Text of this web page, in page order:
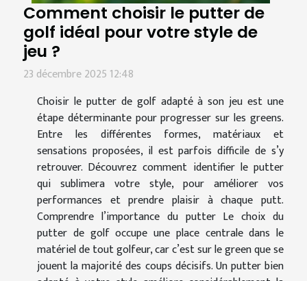
Comment choisir le putter de
golf idéal pour votre style de
jeu ?
23 décembre 2025 12:48
Choisir le putter de golf adapté à son jeu est une
étape déterminante pour progresser sur les greens.
Entre les différentes formes, matériaux et
sensations proposées, il est parfois difficile de s’y
retrouver. Découvrez comment identifier le putter
qui sublimera votre style, pour améliorer vos
performances et prendre plaisir à chaque putt.
Comprendre l’importance du putter Le choix du
putter de golf occupe une place centrale dans le
matériel de tout golfeur, car c’est sur le green que se
jouent la majorité des coups décisifs. Un putter bien